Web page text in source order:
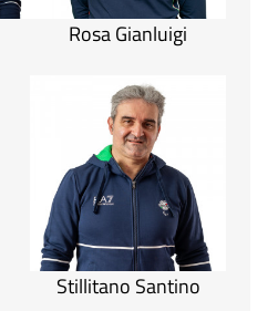
Rosa Gianluigi
Stillitano Santino